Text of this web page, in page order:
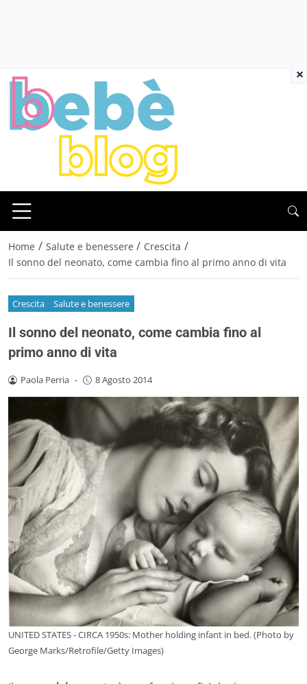
Home / Salute e benessere / Crescita /
Il sonno del neonato, come cambia fino al primo anno di vita
Crescita Salute e benessere
Il sonno del neonato, come cambia fino al
primo anno di vita
Paola Perria - 8 Agosto 2014
UNITED STATES - CIRCA 1950s: Mother holding infant in bed. (Photo by
George Marks/Retrofile/Getty Images)
×